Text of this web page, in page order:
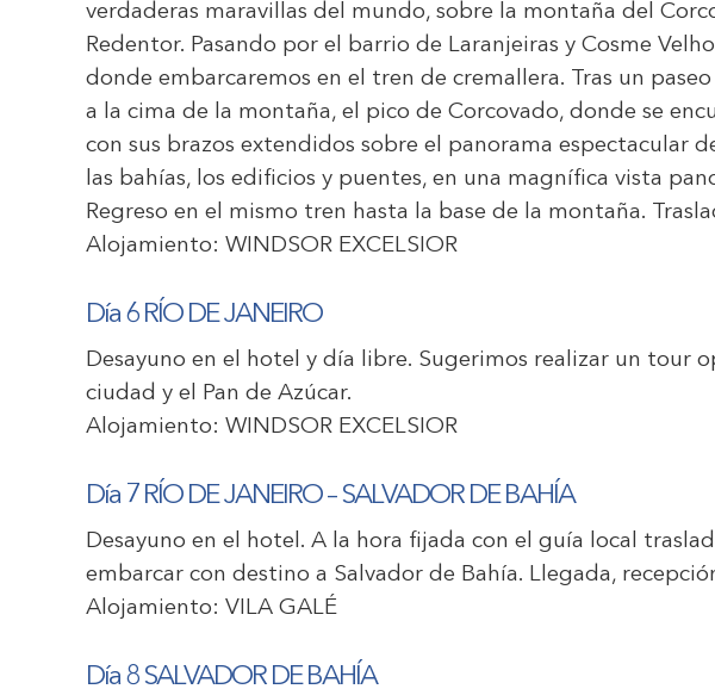
verdaderas maravillas del mundo, sobre la montaña del
Redentor. Pasando por el barrio de Laranjeiras y Cosme
donde embarcaremos en el tren de cremallera. Tras un
a la cima de la montaña, el pico de Corcovado, donde se
con sus brazos extendidos sobre el panorama espectacular
las bahías, los edificios y puentes, en una magnífica vista
Regreso en el mismo tren hasta la base de la montaña.
Alojamiento: WINDSOR EXCELSIOR
Día 6 RÍO DE JANEIRO
Desayuno en el hotel y día libre. Sugerimos realizar un tour
ciudad y el Pan de Azúcar.
Alojamiento: WINDSOR EXCELSIOR
Día 7 RÍO DE JANEIRO – SALVADOR DE BAHÍA
Desayuno en el hotel. A la hora fijada con el guía local
embarcar con destino a Salvador de Bahía. Llegada,
Alojamiento: VILA GALÉ
Día 8 SALVADOR DE BAHÍA